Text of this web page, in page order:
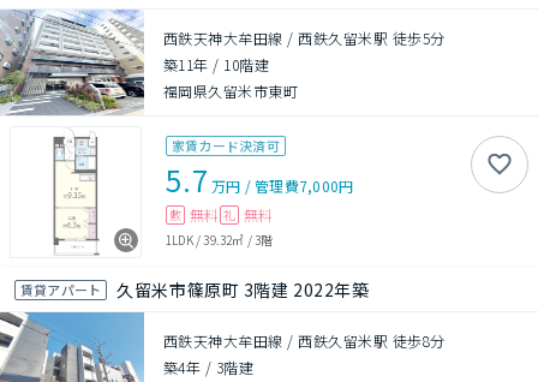
西鉄天神大牟田線 / 西鉄久留米駅 徒歩5分
築11年 / 10階建
福岡県久留米市東町
家賃カード決済可
5.7 万円 /管理費7,000円
敷 無料 礼 無料
1LDK/39.32㎡ /3階
賃貸アパート 久留米市篠原町 3階建 2022年築
西鉄天神大牟田線 / 西鉄久留米駅 徒歩8分
築4年 / 3階建